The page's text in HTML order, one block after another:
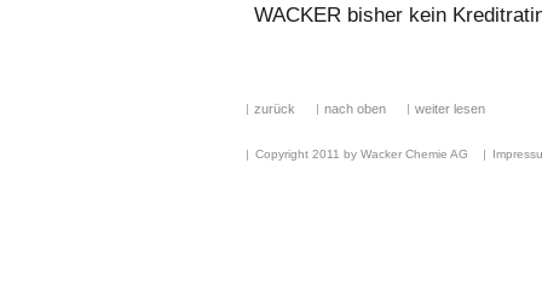
WACKER bisher kein
zurück nach oben weiter lesen
Copyright 2011 by Wacker Chemie AG